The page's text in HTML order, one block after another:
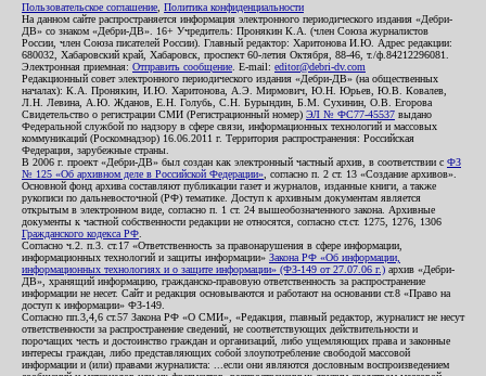
Пользовательское соглашение Политика конфиденциальности
На данном сайте распространяется информация электронного периодического издания «Дебри-
ДВ» со знаком «Дебри-ДВ». 16+ Учредитель: Пронякин К.А. (член Союза журналистов
России, член Союза писателей России). Главный редактор: Харитонова И.Ю. Адрес редакции:
680032, Хабаровский край, Хабаровск, проспект 60-летия Октября, 88-46, т./ф.84212296081.
Электронная приемная: Отправить сообщение . E-mail: editor@debri-dv.com
Редакционный совет электронного периодического издания «Дебри-ДВ» (на общественных
началах): К.А. Пронякин, И.Ю. Харитонова, А.Э. Мирмович, Ю.Н. Юрьев, Ю.В. Ковалев,
Л.Н. Левина, А.Ю. Жданов, Е.Н. Голубь, С.Н. Бурындин, Б.М. Сухинин, О.В. Егорова
Свидетельство о регистрации СМИ (Регистрационный номер) ЭЛ № ФС77-45537 выдано
Федеральной службой по надзору в сфере связи, информационных технологий и массовых
коммуникаций (Роскомнадзор) 16.06.2011 г. Территория распространения: Российская
Федерация, зарубежные страны.
В 2006 г. проект «Дебри-ДВ» был создан как электронный частный архив, в соответствии с ФЗ
№ 125 «Об архивном деле в Российской Федерации» , согласно п. 2 ст. 13 «Создание архивов».
Основной фонд архива составляют публикации газет и журналов, изданные книги, а также
рукописи по дальневосточной (РФ) тематике. Доступ к архивным документам является
открытым в электронном виде, согласно п. 1 ст. 24 вышеобозначенного закона. Архивные
документы к частной собственности редакции не относятся, согласно ст.ст. 1275, 1276, 1306
Гражданского кодекса РФ
Согласно ч.2. п.3. ст.17 «Ответственность за правонарушения в сфере информации,
информационных технологий и защиты информации» Закона РФ «Об информации,
информационных технологиях и о защите информации» (ФЗ-149 от 27.07.06 г.) архив «Дебри-
ДВ», хранящий информацию, гражданско-правовую ответственность за распространение
информации не несет. Сайт и редакция основываются и работают на основании ст.8 «Право на
доступ к информации» ФЗ-149.
Согласно пп.3,4,6 ст.57 Закона РФ «О СМИ», «Редакция, главный редактор, журналист не несут
ответственности за распространение сведений, не соответствующих действительности и
порочащих честь и достоинство граждан и организаций, либо ущемляющих права и законные
интересы граждан, либо представляющих собой злоупотребление свободой массовой
информации и (или) правами журналиста: ...если они являются дословным воспроизведением